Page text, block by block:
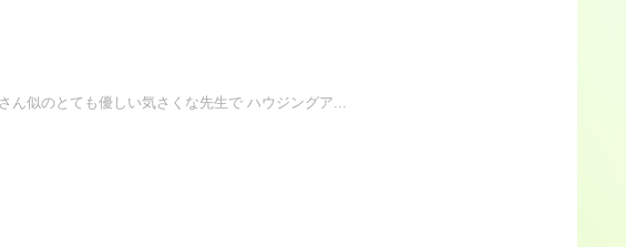
ん似のとても優しい気さくな先生で ハウジングア...